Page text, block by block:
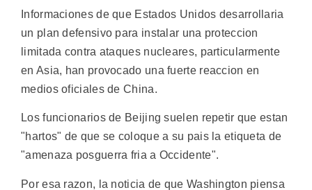
Informaciones de que Estados Unidos desarrollaria
un plan defensivo para instalar una proteccion
limitada contra ataques nucleares, particularmente
en Asia, han provocado una fuerte reaccion en
medios oficiales de China.
Los funcionarios de Beijing suelen repetir que estan
"hartos" de que se coloque a su pais la etiqueta de
"amenaza posguerra fria a Occidente".
Por esa razon, la noticia de que Washington piensa